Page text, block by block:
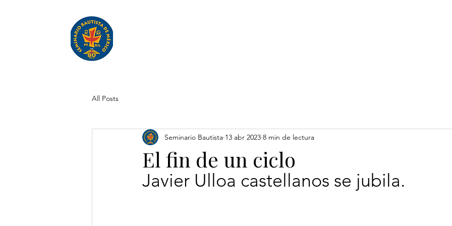
All Posts
El fin de un ciclo
Seminario Bautista 13 abr 2023 8 min de lectura
Javier Ulloa castellanos se jubila.